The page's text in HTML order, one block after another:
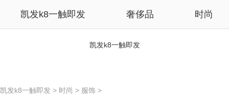
凯发k8一触即发 奢侈品 时尚
凯发k8一触即发
凯发k8一触即发 > 时尚 > 服饰 >